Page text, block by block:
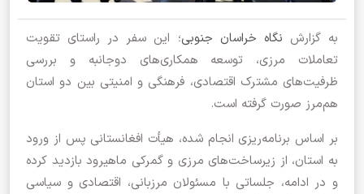
به گزارش نگاه خراسان جنوبی؛ این سفر در راستای تقویت
تعاملات مرزی، توسعه همکاری‌های دوجانبه و بررسی
ظرفیت‌های مشترک اقتصادی، فرهنگی و امنیتی بین دو استان
هم‌مرز صورت گرفته است.
بر اساس برنامه‌ریزی انجام شده، هیأت افغانستانی پس از ورود
به استان، از زیرساخت‌های مرزی و گمرکی ماهیرود بازدید کرده
و در ادامه، جلساتی با مسئولان مرزبانی، اقتصادی و سیاسی